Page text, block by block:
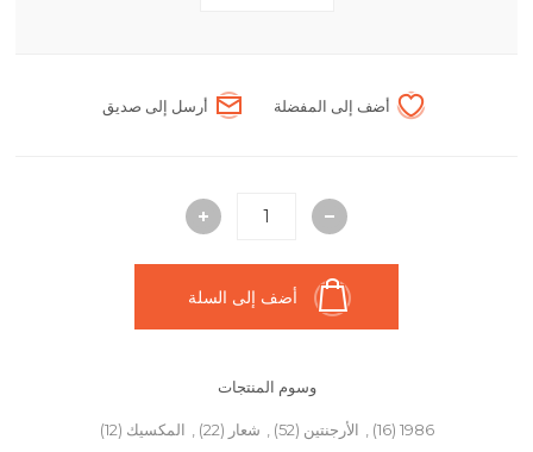
أضف إلى المفضلة أرسل إلى صديق
أضف إلى السلة
وسوم المنتجات
1986
(16)
, الأرجنتين (52)
, شعار (22)
, المكسيك (12)